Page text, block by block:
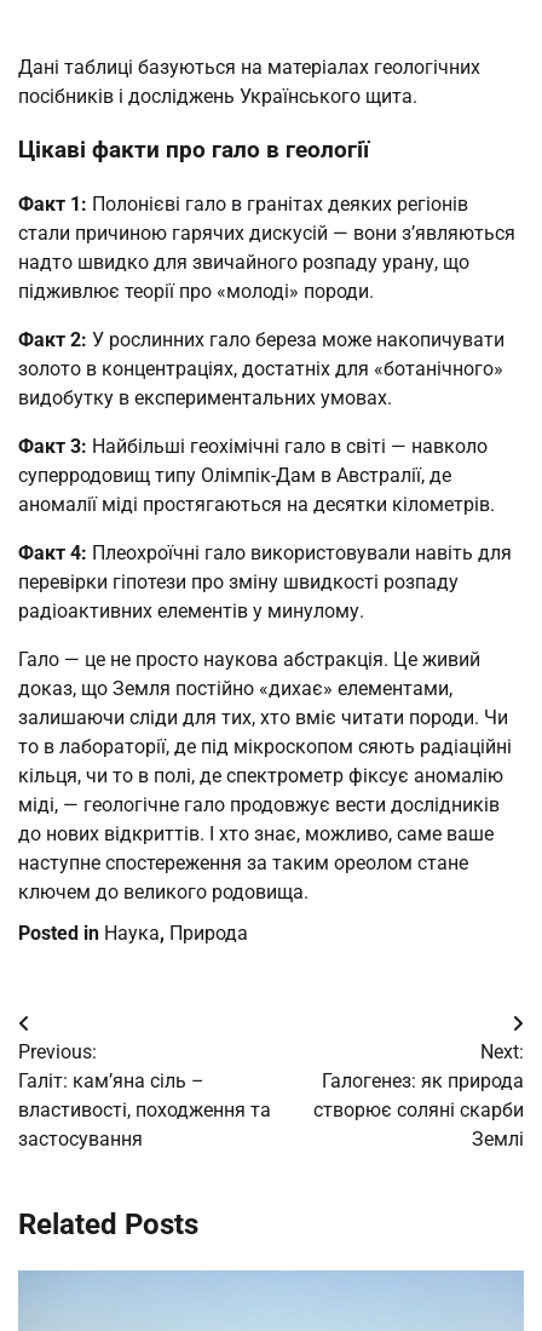
Дані таблиці базуються на матеріалах геологічних
посібників і досліджень Українського щита.
Цікаві факти про гало в геології
Факт 1: Полонієві гало в гранітах деяких регіонів
стали причиною гарячих дискусій — вони з’являються
надто швидко для звичайного розпаду урану, що
підживлює теорії про «молоді» породи.
Факт 2: У рослинних гало береза може накопичувати
золото в концентраціях, достатніх для «ботанічного»
видобутку в експериментальних умовах.
Факт 3: Найбільші геохімічні гало в світі — навколо
суперродовищ типу Олімпік-Дам в Австралії, де
аномалії міді простягаються на десятки кілометрів.
Факт 4: Плеохроїчні гало використовували навіть для
перевірки гіпотези про зміну швидкості розпаду
радіоактивних елементів у минулому.
Гало — це не просто наукова абстракція. Це живий
доказ, що Земля постійно «дихає» елементами,
залишаючи сліди для тих, хто вміє читати породи. Чи
то в лабораторії, де під мікроскопом сяють радіаційні
кільця, чи то в полі, де спектрометр фіксує аномалію
міді, — геологічне гало продовжує вести дослідників
до нових відкриттів. І хто знає, можливо, саме ваше
наступне спостереження за таким ореолом стане
ключем до великого родовища.
Posted in Наука, Природа
Post
navigation
Previous:
Галіт: кам’яна сіль –
властивості, походження та
застосування
Next:
Галогенез: як природа
створює соляні скарби
Землі
Related Posts